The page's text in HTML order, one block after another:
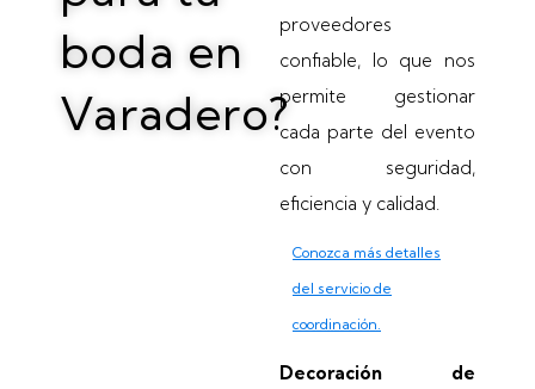
boda en
Varadero?
proveedores
confiable, lo que nos
permite gestionar
cada parte del evento
con seguridad,
eficiencia y calidad.
Conozca más detalles
del servicio de
coordinación.
Decoración de